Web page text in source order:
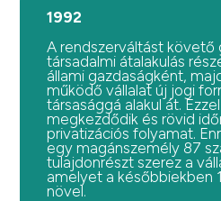
1992
A rendszerváltást követő
társadalmi átalakulás
állami gazdaságként,
működő vállalat új jogi
társasággá alakul át.
megkezdődik és rövid
privatizációs folyamat.
egy magánszemély 87
tulajdonrészt szerez a
amelyet a későbbiekben
növel.